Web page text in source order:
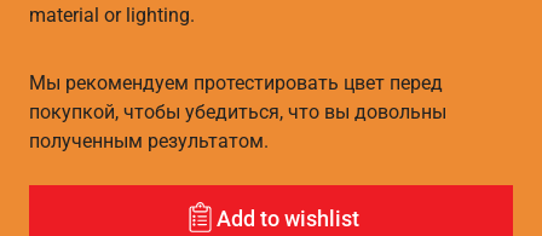
material or lighting.
Мы рекомендуем протестировать цвет перед
покупкой, чтобы убедиться, что вы довольны
полученным результатом.
Add to wishlist